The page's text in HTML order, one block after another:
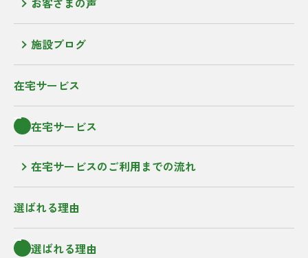
施設ブログ
在宅サービス
在宅サービス
在宅サービスのご利用までの流れ
選ばれる理由
選ばれる理由